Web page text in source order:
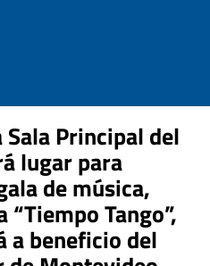
Principal del
lugar para
de música,
Tango”,
a beneficio del